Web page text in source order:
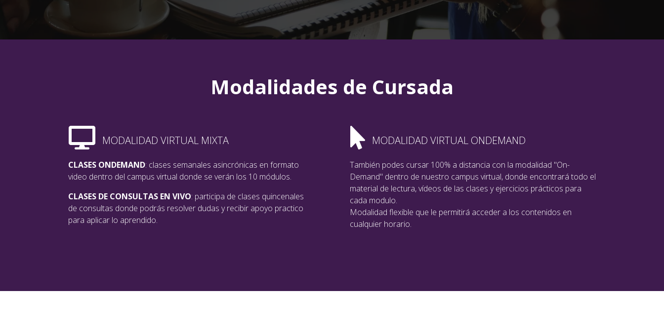
Modalidades de Cursada
MODALIDAD VIRTUAL MIXTA
CLASES ONDEMAND: clases semanales asincrónicas en formato
video dentro del campus virtual donde se verán los 10 módulos.
CLASES DE CONSULTAS EN VIVO: participa de clases quincenales
de consultas donde podrás resolver dudas y recibir apoyo practico
para aplicar lo aprendido.
MODALIDAD VIRTUAL ONDEMAND
También podes cursar 100% a distancia con la modalidad "On-
Demand" dentro de nuestro campus virtual, donde encontrará todo el
material de lectura, vídeos de las clases y ejercicios prácticos para
cada modulo.
Modalidad flexible que le permitirá acceder a los contenidos en
cualquier horario.